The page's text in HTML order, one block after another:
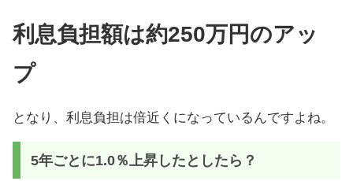
利息負担額は約250万円のアッ
プ
となり、利息負担は倍近くになっているんですよね。
5年ごとに1.0％上昇したとしたら？